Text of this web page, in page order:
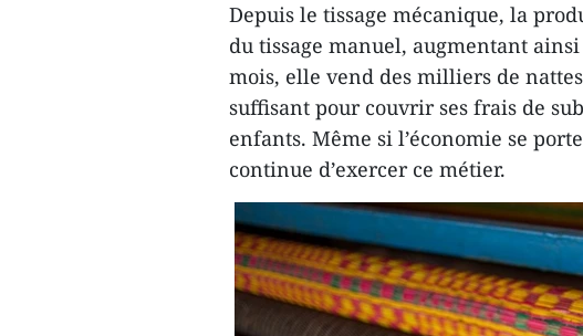
Depuis le tissage mécanique, la
du tissage manuel, augmentant
mois, elle vend des milliers de
suffisant pour couvrir ses frais de
enfants. Même si l’économie se
continue d’exercer ce métier.